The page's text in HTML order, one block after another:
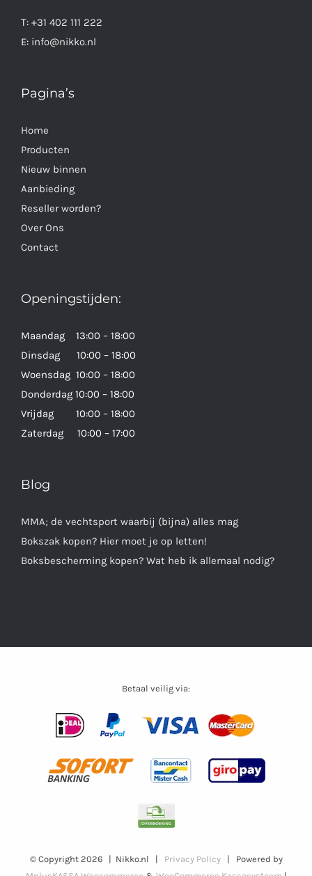
T: +31 402 111 222
E: info@nikko.nl
Pagina’s
Home
Producten
Nieuw binnen
Aanbieding
Reseller worden?
Over Ons
Contact
Openingstijden:
Maandag 13:00 – 18:00
Dinsdag 10:00 – 18:00
Woensdag 10:00 – 18:00
Donderdag 10:00 – 18:00
Vrijdag 10:00 – 18:00
Zaterdag 10:00 – 17:00
Blog
MMA; de vechtsport waarbij (bijna) alles mag
Bokszak kopen? Hier moet je op letten!
Boksbescherming kopen? Wat heb ik allemaal nodig?
Betaal veilig via:
© Copyright 2026 | Nikko.nl | Privacy Policy| Powered by